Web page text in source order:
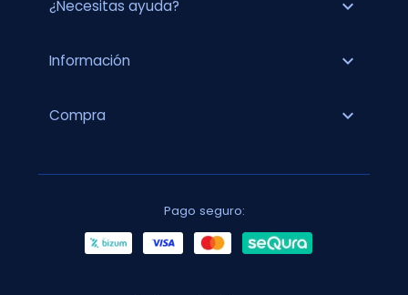
¿Necesitas ayuda? expand_more
Información expand_more
Compra expand_more
Pago seguro: